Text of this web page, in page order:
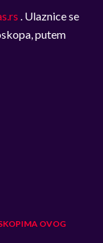
. Ulaznice se
putem
OVOG